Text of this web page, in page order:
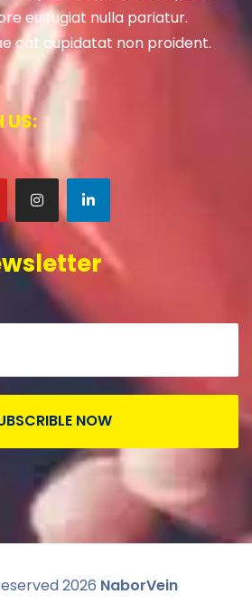
eu fugiat nulla pariatur.
cat cupidatat non proident.
US:
NOW
2026 NaborVein